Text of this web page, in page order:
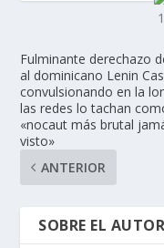
Fulminante derechazo
al dominicano Lenin
convulsionando en la
las redes lo tachan
«nocaut más brutal
visto»
ANTERIOR
SOBRE EL AUTOR